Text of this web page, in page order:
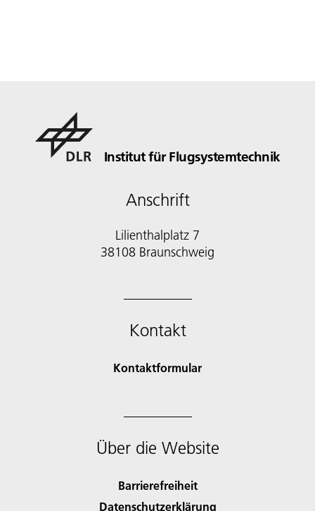
Institut für Flugsystemtechnik
Anschrift
Lilienthalplatz 7
38108 Braunschweig
Kontakt
Kontaktformular
Über die Website
Barrierefreiheit
Datenschutzerklärung